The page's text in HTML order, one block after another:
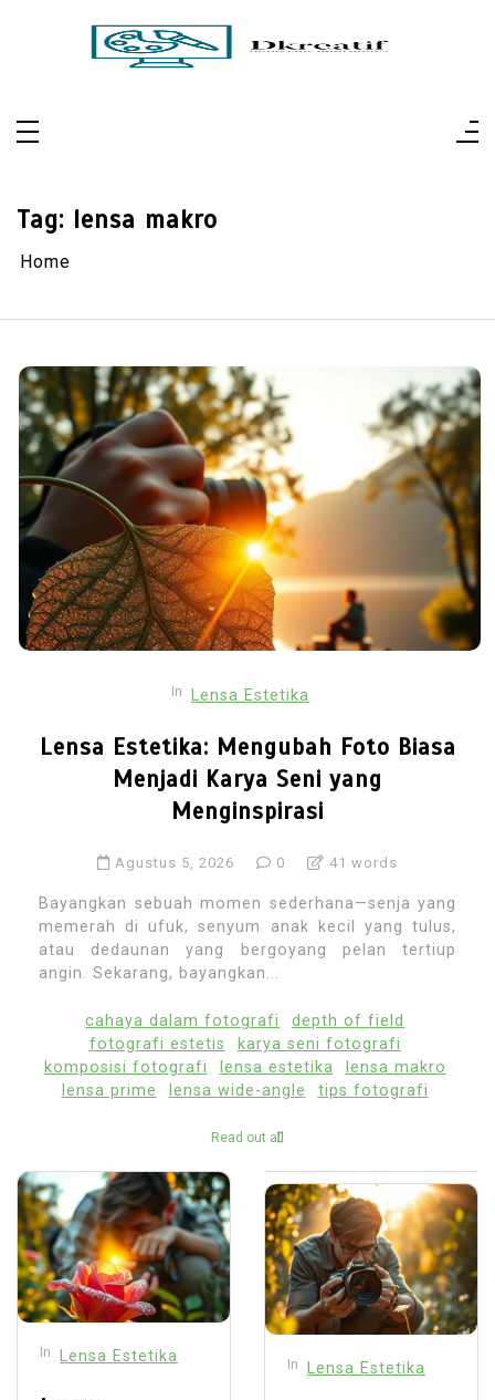
Dkreatif
Tag: lensa makro
Home
In Lensa Estetika
Lensa Estetika: Mengubah Foto Biasa
Menjadi Karya Seni yang
Menginspirasi
Agustus 5, 2026 0 41 words
Bayangkan sebuah momen sederhana—senja yang
memerah di ufuk, senyum anak kecil yang tulus,
atau dedaunan yang bergoyang pelan tertiup
angin. Sekarang, bayangkan...
cahaya dalam fotografi
depth of field
fotografi estetis
karya seni fotografi
komposisi fotografi
lensa estetika
lensa makro
lensa prime
lensa wide-angle tips fotografi
Read out all
In Lensa Estetika In Lensa Estetika